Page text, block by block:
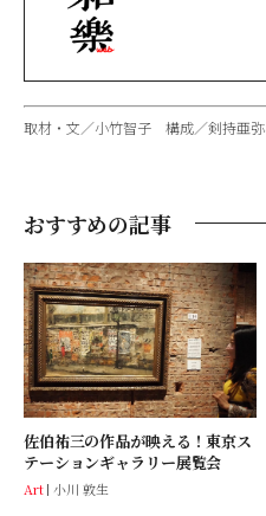
取材・文／小竹智子 構成／剣持亜弥
おすすめの記事
佐伯祐三の作品が映える！東京ス
テーションギャラリー展覧会
Art 小川 敦生